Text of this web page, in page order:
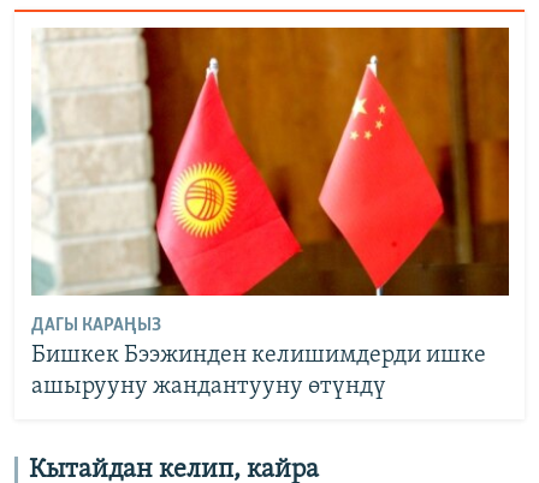
ДАГЫ КАРАҢЫЗ
Бишкек Бээжинден келишимдерди ишке
ашырууну жандантууну өтүндү
Кытайдан келип, кайра